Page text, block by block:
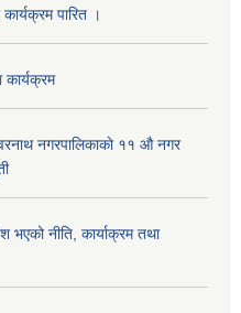
पारित ।
नगरपालिकाकाे ११ ‍औ नगर
नीति, कार्याक्रम तथा